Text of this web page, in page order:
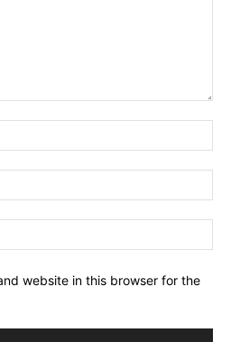
website in this browser for the